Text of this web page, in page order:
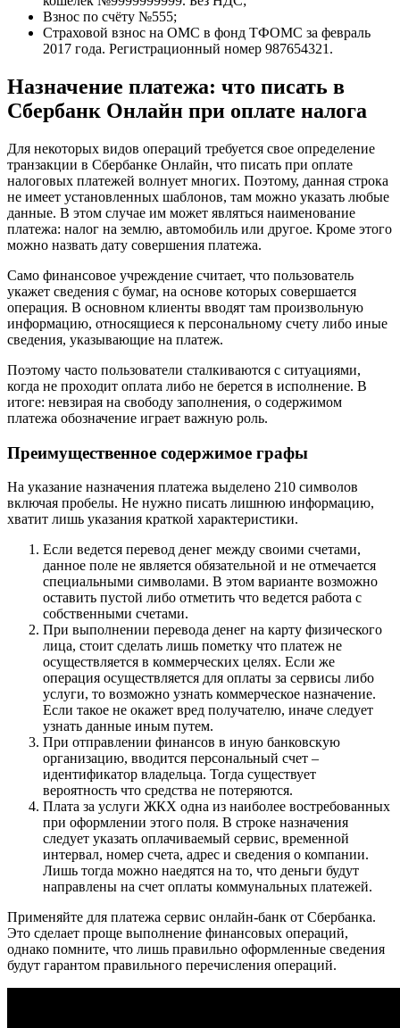
Взнос по счёту №555;
Страховой взнос на ОМС в фонд ТФОМС за февраль
2017 года. Регистрационный номер 987654321.
Назначение платежа: что писать в
Сбербанк Онлайн при оплате налога
Для некоторых видов операций требуется свое определение
транзакции в Сбербанке Онлайн, что писать при оплате
налоговых платежей волнует многих. Поэтому, данная строка
не имеет установленных шаблонов, там можно указать любые
данные. В этом случае им может являться наименование
платежа: налог на землю, автомобиль или другое. Кроме этого
можно назвать дату совершения платежа.
Само финансовое учреждение считает, что пользователь
укажет сведения с бумаг, на основе которых совершается
операция. В основном клиенты вводят там произвольную
информацию, относящиеся к персональному счету либо иные
сведения, указывающие на платеж.
Поэтому часто пользователи сталкиваются с ситуациями,
когда не проходит оплата либо не берется в исполнение. В
итоге: невзирая на свободу заполнения, о содержимом
платежа обозначение играет важную роль.
Преимущественное содержимое графы
На указание назначения платежа выделено 210 символов
включая пробелы. Не нужно писать лишнюю информацию,
хватит лишь указания краткой характеристики.
Если ведется перевод денег между своими счетами,
данное поле не является обязательной и не отмечается
специальными символами. В этом варианте возможно
оставить пустой либо отметить что ведется работа с
собственными счетами.
При выполнении перевода денег на карту физического
лица, стоит сделать лишь пометку что платеж не
осуществляется в коммерческих целях. Если же
операция осуществляется для оплаты за сервисы либо
услуги, то возможно узнать коммерческое назначение.
Если такое не окажет вред получателю, иначе следует
узнать данные иным путем.
При отправлении финансов в иную банковскую
организацию, вводится персональный счет –
идентификатор владельца. Тогда существует
вероятность что средства не потеряются.
Плата за услуги ЖКХ одна из наиболее востребованных
при оформлении этого поля. В строке назначения
следует указать оплачиваемый сервис, временной
интервал, номер счета, адрес и сведения о компании.
Лишь тогда можно наедятся на то, что деньги будут
направлены на счет оплаты коммунальных платежей.
Применяйте для платежа сервис онлайн-банк от Сбербанка.
Это сделает проще выполнение финансовых операций,
однако помните, что лишь правильно оформленные сведения
будут гарантом правильного перечисления операций.